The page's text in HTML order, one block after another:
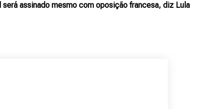
assinado mesmo com oposição francesa, diz Lula